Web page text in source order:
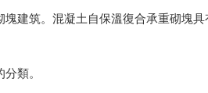
塊建筑。混凝土自保溫復合承重砌塊
類。